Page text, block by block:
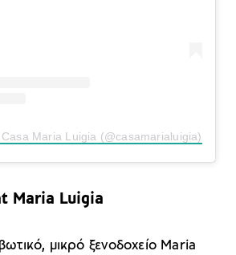
Maria Luigia (@casamarialuigia)
Maria Luigia
μικρό ξενοδοχείο Maria